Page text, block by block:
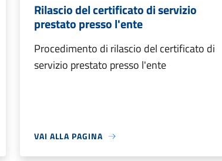
Rilascio del certificato di servizio
prestato presso l'ente
Procedimento di rilascio del certificato di
servizio prestato presso l'ente
VAI ALLA PAGINA